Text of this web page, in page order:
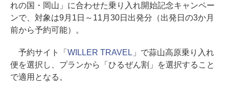
れの国・岡山」に合わせた乗り入れ開始記念キャンペー
ンで、対象は9月1日～11月30日出発分（出発日の3か月
前から予約可能）。
予約サイト「 WILLER TRAVEL 」で蒜山高原乗り入れ
便を選択し、プランから「ひるぜん割」を選択すること
で適用となる。